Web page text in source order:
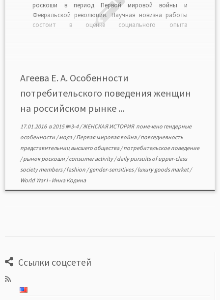
роскоши в период Первой мировой войны и
Февральской революции. Научная новизна работы
состоит в оценке социального опыта
особенно важное значение имели мемуары и […]
Агеева Е. А. Особенности
потребительского поведения женщин
на российском рынке ...
17.01.2016в2015 №3-4/ЖЕНСКАЯ ИСТОРИЯ помечено гендерные
особенности /мода/Первая мировая война/повседневность
представительниц высшего общества/потребительское поведение
/рынок роскоши /consumer activity/daily pursuits of upper-class
society members/fashion /gender-sensitives/luxury goods market/
World War I- Инна Кодина
Ссылки соцсетей